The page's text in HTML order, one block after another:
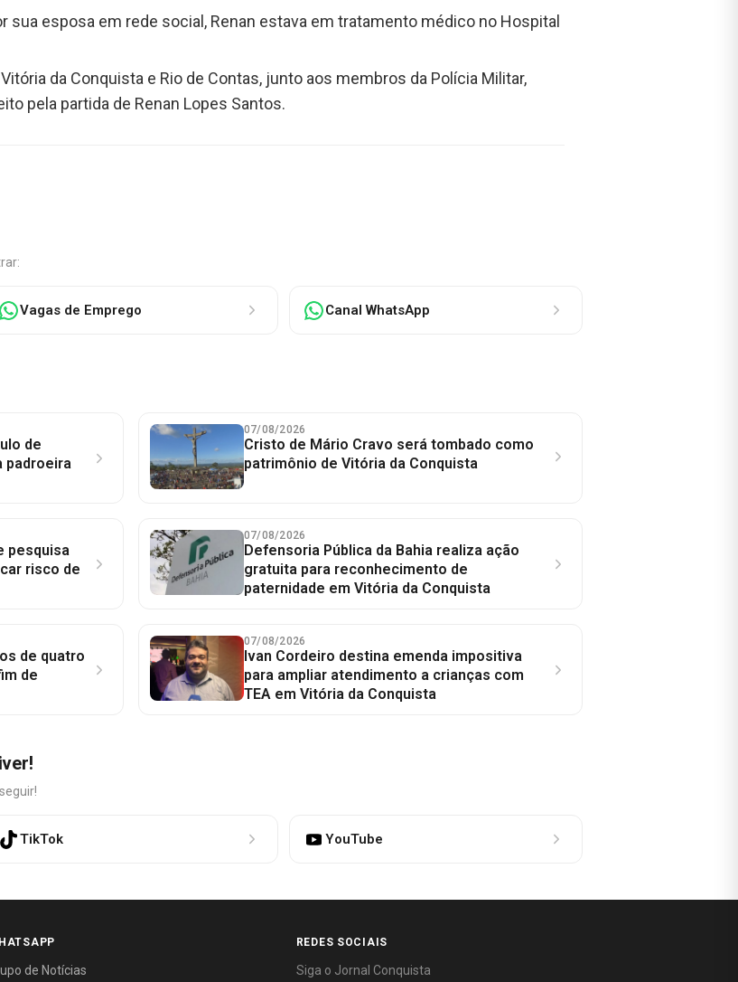
esposa em rede social, Renan estava em tratamento médico no Hospital
da Conquista e Rio de Contas, junto aos membros da Polícia Militar,
pela partida de Renan Lopes Santos.
Vagas de Emprego Canal WhatsApp
de
padroeira
07/08/2026
Cristo de Mário Cravo será tombado como
patrimônio de Vitória da Conquista
pesquisa
risco de
07/08/2026
Defensoria Pública da Bahia realiza ação
gratuita para reconhecimento de
paternidade em Vitória da Conquista
de quatro
de
07/08/2026
Ivan Cordeiro destina emenda impositiva
para ampliar atendimento a crianças com
TEA em Vitória da Conquista
TikTok YouTube
de Notícias
REDES SOCIAIS
Siga o Jornal Conquista